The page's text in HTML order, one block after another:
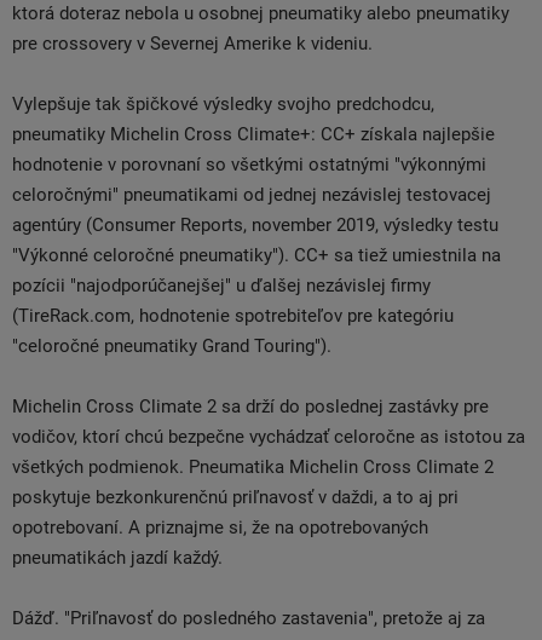
ktorá doteraz nebola u osobnej pneumatiky alebo pneumatiky
pre crossovery v Severnej Amerike k videniu.
Vylepšuje tak špičkové výsledky svojho predchodcu,
pneumatiky Michelin Cross Climate+: CC+ získala najlepšie
hodnotenie v porovnaní so všetkými ostatnými "výkonnými
celoročnými" pneumatikami od jednej nezávislej testovacej
agentúry (Consumer Reports, november 2019, výsledky testu
"Výkonné celoročné pneumatiky"). CC+ sa tiež umiestnila na
pozícii "najodporúčanejšej" u ďalšej nezávislej firmy
(TireRack.com, hodnotenie spotrebiteľov pre kategóriu
"celoročné pneumatiky Grand Touring").
Michelin Cross Climate 2 sa drží do poslednej zastávky pre
vodičov, ktorí chcú bezpečne vychádzať celoročne as istotou za
všetkých podmienok. Pneumatika Michelin Cross Climate 2
poskytuje bezkonkurenčnú priľnavosť v daždi, a to aj pri
opotrebovaní. A priznajme si, že na opotrebovaných
pneumatikách jazdí každý.
Dážď. "Priľnavosť do posledného zastavenia", pretože aj za